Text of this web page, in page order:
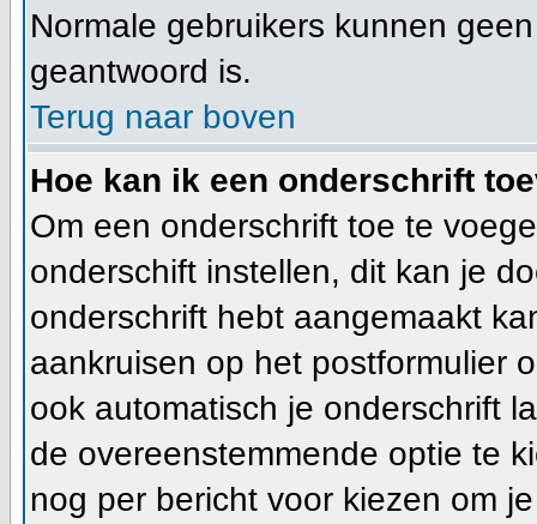
Normale gebruikers kunnen
geantwoord is.
Terug naar boven
Hoe kan ik een onderschrift
Om een onderschrift toe te
onderschift instellen, dit kan je
onderschrift hebt aangemaakt
aankruisen op het postformulier
ook automatisch je onderschrift
de overeenstemmende optie te
nog per bericht voor kiezen om